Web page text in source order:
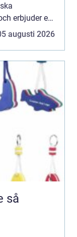
erbjuder en
augusti 2026